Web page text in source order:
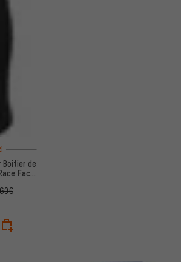
: 4,5 sur 5 d'après 12 avis
Boîtier de
Face